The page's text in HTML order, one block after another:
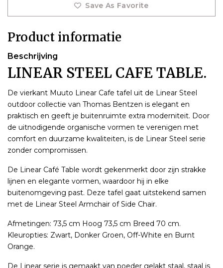
Save As Favorite
Product informatie
Beschrijving
LINEAR STEEL CAFE TABLE.
De vierkant Muuto Linear Cafe tafel uit de Linear Steel
outdoor collectie van Thomas Bentzen is elegant en
praktisch en geeft je buitenruimte extra moderniteit. Door
de uitnodigende organische vormen te verenigen met
comfort en duurzame kwaliteiten, is de Linear Steel serie
zonder compromissen.
De Linear Café Table wordt gekenmerkt door zijn strakke
lijnen en elegante vormen, waardoor hij in elke
buitenomgeving past. Deze tafel gaat uitstekend samen
met de Linear Steel Armchair of Side Chair.
Afmetingen: 73,5 cm Hoog 73,5 cm Breed 70 cm.
Kleuropties: Zwart, Donker Groen, Off-White en Burnt
Orange.
De Linear serie is gemaakt van poeder gelakt staal, staal is